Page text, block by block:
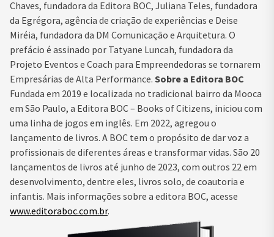
Chaves, fundadora da Editora BOC, Juliana Teles, fundadora
da Egrégora, agência de criação de experiências e Deise
Miréia, fundadora da DM Comunicação e Arquitetura. O
prefácio é assinado por Tatyane Luncah, fundadora da
Projeto Eventos e Coach para Empreendedoras se tornarem
Empresárias de Alta Performance. Sobre a Editora BOC
Fundada em 2019 e localizada no tradicional bairro da Mooca
em São Paulo, a Editora BOC – Books of Citizens, iniciou com
uma linha de jogos em inglês. Em 2022, agregou o
lançamento de livros. A BOC tem o propósito de dar voz a
profissionais de diferentes áreas e transformar vidas. São 20
lançamentos de livros até junho de 2023, com outros 22 em
desenvolvimento, dentre eles, livros solo, de coautoria e
infantis. Mais informações sobre a editora BOC, acesse
www.editoraboc.com.br.